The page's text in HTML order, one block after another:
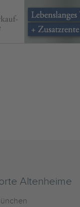
Altenheime